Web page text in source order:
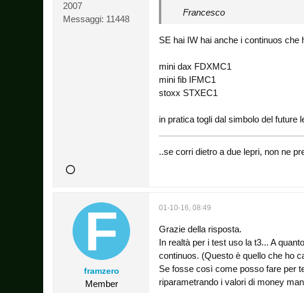
2007
Messaggi: 11448
Francesco
SE hai IW hai anche i continuos che
mini dax FDXMC1
mini fib IFMC1
stoxx STXEC1
in pratica togli dal simbolo del future
..se corri dietro a due lepri, non ne
framzero
Member
01-10-16, 08:49
Grazie della risposta.
In realtà per i test uso la t3... A
continuos. (Questo è quello che ho
Se fosse così come posso fare per
riparametrando i valori di money